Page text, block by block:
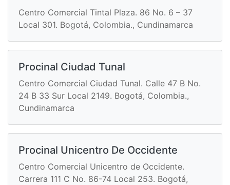
Centro Comercial Tintal Plaza. 86 No. 6 – 37
Local 301. Bogotá, Colombia., Cundinamarca
Procinal Ciudad Tunal
Centro Comercial Ciudad Tunal. Calle 47 B No.
24 B 33 Sur Local 2149. Bogotá, Colombia.,
Cundinamarca
Procinal Unicentro De Occidente
Centro Comercial Unicentro de Occidente.
Carrera 111 C No. 86-74 Local 253. Bogotá,